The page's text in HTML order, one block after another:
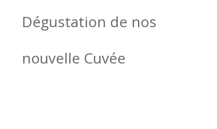
Dégustation de nos
nouvelle Cuvée